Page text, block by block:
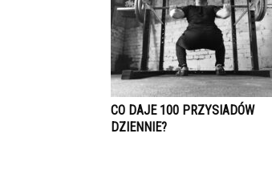
CO DAJE 100 PRZYSIADÓW
DZIENNIE?